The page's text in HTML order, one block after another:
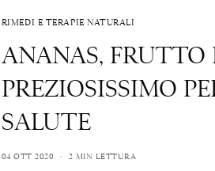
RIMEDI E TERAPIE NATURALI
ANANAS, FRUTTO
PREZIOSISSIMO
SALUTE
04 OTT 2020 2 MIN LETTURA